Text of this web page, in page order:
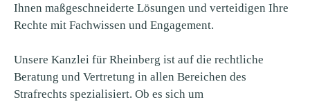
Ihnen maßgeschneiderte Lösungen und verteidigen Ihre
Rechte mit Fachwissen und Engagement.
Unsere Kanzlei für Rheinberg ist auf die rechtliche
Beratung und Vertretung in allen Bereichen des
Strafrechts spezialisiert. Ob es sich um